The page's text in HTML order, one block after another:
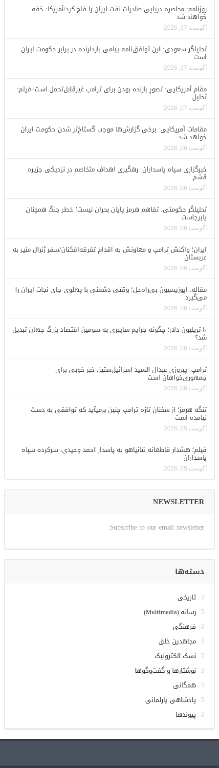
روزنامه: محاصره دریایی صادرات نفت ایران را فلج کرد/آمریکا: خفه
خواهند شد
آگوست 07, 2026
تحلیلگر سعودی: این توافق‌نامه پیامی بازدارنده در برابر حکومت ایران
است
آگوست 07, 2026
مقام آمریکایی: تصورِ بازنده بودن برای ترامپ غیرقابل‌تحمل است+فیلم:
تحلیل
آگوست 07, 2026
مقامات آمریکایی: برخی گزارش‌ها موجب گستاخ‌تر شدن حکومت ایران
خواهد شد
آگوست 06, 2026
خبرگزاری سپاه پاسداران: رهگیری اهداف متخاصم در نزدیکی جزیره
قشم
آگوست 06, 2026
تحلیلگر حکومتی: تفاهم هرمز پایان بحران نیست؛ خطر جنگ همچنان
پابرجاست
آگوست 06, 2026
ایران؛ واکنش ترامپ و معاونش به اقدام تفرقه‌افکنان/سفر ژنرال منیر به
عربستان
آگوست 06, 2026
مقاله: اپوزیسیون بی‌راه‌حل؛ وقتی دشمنی با پهلوی جای نجات ایران را
می‌گیرد
آگوست 06, 2026
۱۰ تریلیون دلار؛ چگونه جرایم سایبری به سومین اقتصاد بزرگ جهان تبدیل
شد؟
آگوست 06, 2026
ترامپ: پیروزی عبدال السید اسرائیل‌ستیز، خبر خوبی برای
جمهوری‌خواهان است
آگوست 06, 2026
تنگه هرمز؛ از سخنان تازه ترامپ چنین برمیآید که توافقی به دست
نیامده است
آگوست 05, 2026
فیلم؛ هشدار قاطعانه نتانیاهو به پاسدار احمد وحیدی، سرکرده سپاه
پاسداران
آگوست 05, 2026
NEWSLETTER
Subscribe to our email newsletter.
دسته‌ها
تاریخی
رسانه (Multimedia)
فرهنگی
مجاهدین خلق
نسک الکترونیک
نوشتارها و گفت‌وگوها
همگانی
پادشاهی پارلمانی
پیوندها